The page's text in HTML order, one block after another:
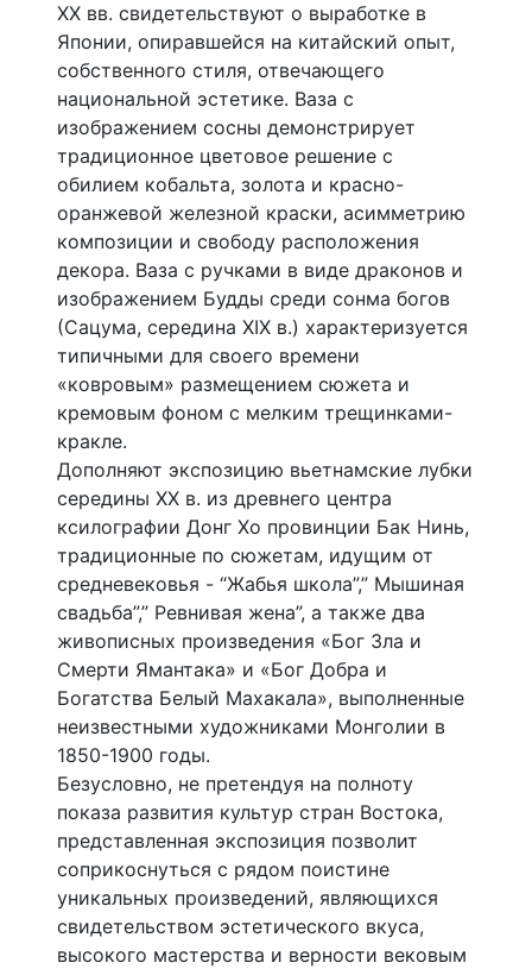
XX вв. свидетельствуют о выработке в
Японии, опиравшейся на китайский опыт,
собственного стиля, отвечающего
национальной эстетике. Ваза с
изображением сосны демонстрирует
традиционное цветовое решение с
обилием кобальта, золота и красно-
оранжевой железной краски, асимметрию
композиции и свободу расположения
декора. Ваза с ручками в виде драконов и
изображением Будды среди сонма богов
(Сацума, середина XIX в.) характеризуется
типичными для своего времени
«ковровым» размещением сюжета и
кремовым фоном с мелким трещинками-
кракле.
Дополняют экспозицию вьетнамские лубки
середины XX в. из древнего центра
ксилографии Донг Хо провинции Бак Нинь,
традиционные по сюжетам, идущим от
средневековья - “Жабья школа”,” Мышиная
свадьба”,” Ревнивая жена”, а также два
живописных произведения «Бог Зла и
Смерти Ямантака» и «Бог Добра и
Богатства Белый Махакала», выполненные
неизвестными художниками Монголии в
1850-1900 годы.
Безусловно, не претендуя на полноту
показа развития культур стран Востока,
представленная экспозиция позволит
соприкоснуться с рядом поистине
уникальных произведений, являющихся
свидетельством эстетического вкуса,
высокого мастерства и верности вековым